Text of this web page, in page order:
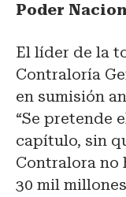
Poder
El líder de la
Contraloría
en sumisión
“Se pretende
capítulo, sin
Contralora no
30 mil